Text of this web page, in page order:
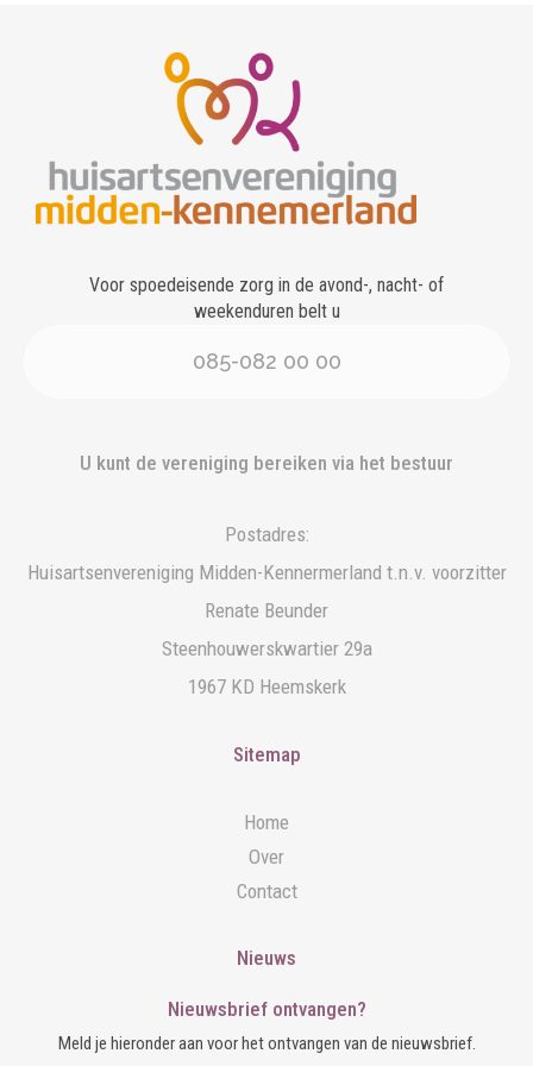
Voor spoedeisende zorg in de avond-, nacht- of
weekenduren belt u
085-082 00 00
U kunt de vereniging bereiken via het bestuur
Postadres:
Huisartsenvereniging Midden-Kennermerland t.n.v. voorzitter
Renate Beunder
Steenhouwerskwartier 29a
1967 KD Heemskerk
Sitemap
Home
Over
Contact
Nieuws
Nieuwsbrief ontvangen?
Meld je hieronder aan voor het ontvangen van de nieuwsbrief.